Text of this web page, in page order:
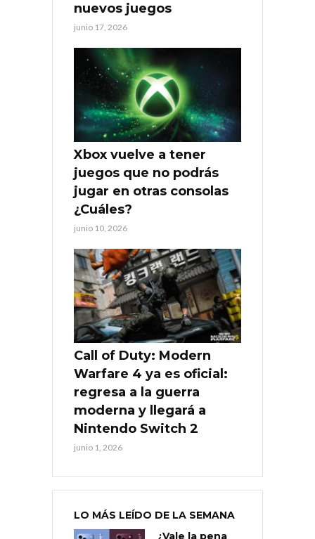
nuevos juegos
junio 17, 2026
Xbox vuelve a tener
juegos que no podrás
jugar en otras consolas
¿Cuáles?
junio 10, 2026
Call of Duty: Modern
Warfare 4 ya es oficial:
regresa a la guerra
moderna y llegará a
Nintendo Switch 2
junio 1, 2026
LO MÁS LEÍDO DE LA SEMANA
¿Vale la pena